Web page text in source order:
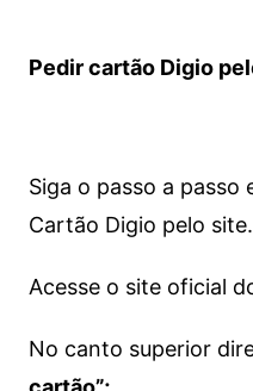
Pedir cartão Digio
Siga o passo a
Cartão Digio pelo site.
Acesse o site oficial
No canto superior